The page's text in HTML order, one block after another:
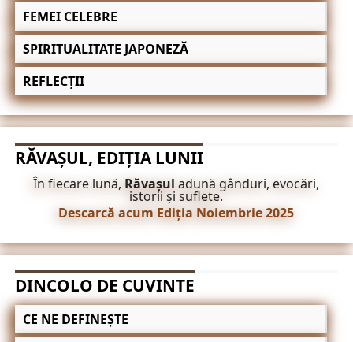
FEMEI CELEBRE
SPIRITUALITATE JAPONEZĂ
REFLECȚII
RĂVAȘUL, EDIȚIA LUNII
În fiecare lună, Răvașul adună gânduri, evocări,
istorii și suflete.
Descarcă acum Ediția Noiembrie 2025
DINCOLO DE CUVINTE
CE NE DEFINEȘTE